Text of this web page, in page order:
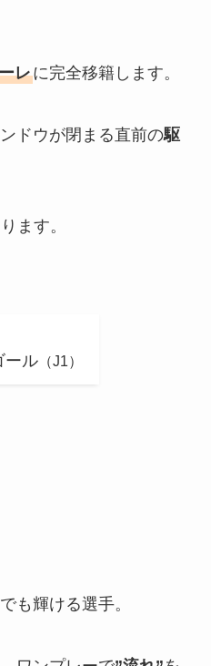
レに完全移籍します。
ドウが閉まる直前の駆
ます。
ール（J1）
も輝ける選手。